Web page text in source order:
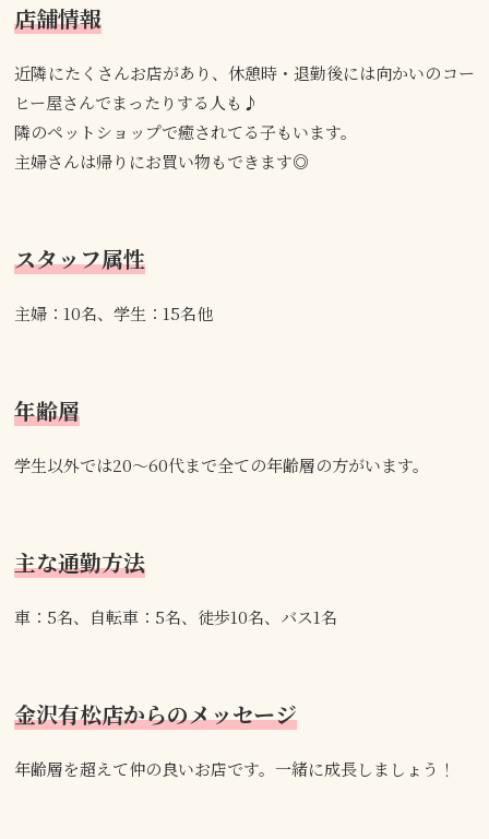
店舗情報
近隣にたくさんお店があり、休憩時・退勤後には向かいのコー
ヒー屋さんでまったりする人も♪
隣のペットショップで癒されてる子もいます。
主婦さんは帰りにお買い物もできます◎
スタッフ属性
主婦：10名、学生：15名他
年齢層
学生以外では20～60代まで全ての年齢層の方がいます。
主な通勤方法
車：5名、自転車：5名、徒歩10名、バス1名
金沢有松店からのメッセージ
年齢層を超えて仲の良いお店です。一緒に成長しましょう！